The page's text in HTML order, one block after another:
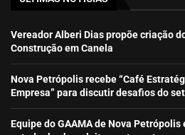
Vereador Alberi Dias propõe criação
Construção em Canela
Nova Petrópolis recebe “Café
Empresa” para discutir desafios do
Equipe do GAAMA de Nova